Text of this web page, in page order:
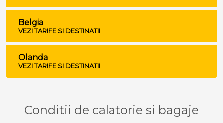
Belgia
VEZI TARIFE SI DESTINATII
Olanda
VEZI TARIFE SI DESTINATII
Conditii de calatorie si bagaje